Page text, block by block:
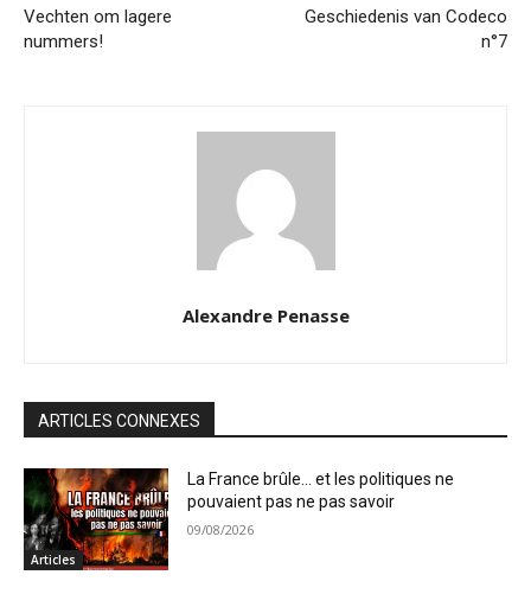
Vechten om lagere
nummers!
Geschiedenis van Codeco
n°7
Alexandre Penasse
ARTICLES CONNEXES
Articles
La France brûle… et les politiques ne
pouvaient pas ne pas savoir
09/08/2026